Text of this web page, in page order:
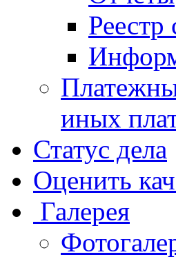
Реестр
иных
Статус дела
Оценить
Галерея